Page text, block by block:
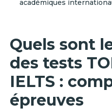
académiques
Quels sont
des tests
IELTS :
épreuves